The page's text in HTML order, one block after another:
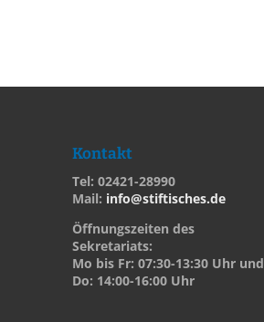
Kontakt
Tel: 02421-28990
Mail: info@stiftisches.de
Öffnungszeiten des
Sekretariats:
Mo bis Fr: 07:30-13:30 Uhr und
Do: 14:00-16:00 Uhr